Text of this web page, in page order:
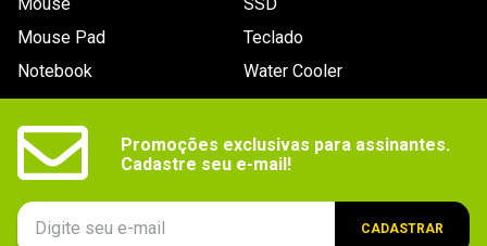
Mouse Pad
Notebook
Teclado
Water Cooler
Promoções exclusivas para assinantes.
Cadastre seu e-mail!
CADASTRAR